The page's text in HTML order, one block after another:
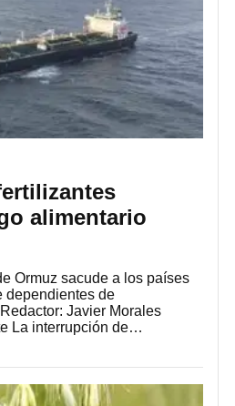
alimentario
Ormuz sacude a los países
dependientes de
Javier Morales
La interrupción de…